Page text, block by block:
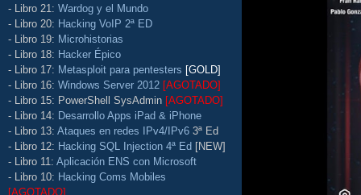
- Libro 21: Wardog y el Mundo
- Libro 20: Hacking VoIP 2ª ED
- Libro 19: Microhistorias
- Libro 18: Hacker Épico
- Libro 17: Metasploit para pentesters [GOLD]
- Libro 16: Windows Server 2012 [AGOTADO]
- Libro 15: PowerShell SysAdmin [AGOTADO]
- Libro 14: Desarrollo Apps iPad & iPhone
- Libro 13: Ataques en redes IPv4/IPv6 3ª Ed
- Libro 12: Hacking SQL Injection 4ª Ed [NEW]
- Libro 11: Aplicación ENS con Microsoft
- Libro 10: Hacking Coms Mobiles
[AGOTADO]